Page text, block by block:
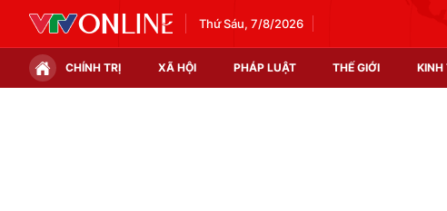
Thứ Sáu, 7/8/2026
CHÍNH TRỊ XÃ HỘI PHÁP LUẬT THẾ GIỚI KINH